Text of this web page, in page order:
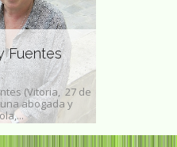
Fuentes
(Vitoria, 27 de
abogada y